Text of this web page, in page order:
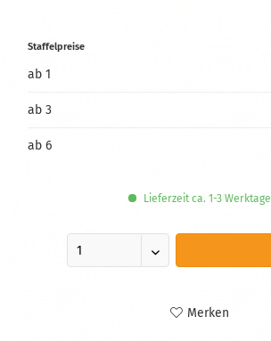
Staffelpreise
ab 1
ab 3
ab 6
Lieferzeit ca. 1-3 Werktage
Merken